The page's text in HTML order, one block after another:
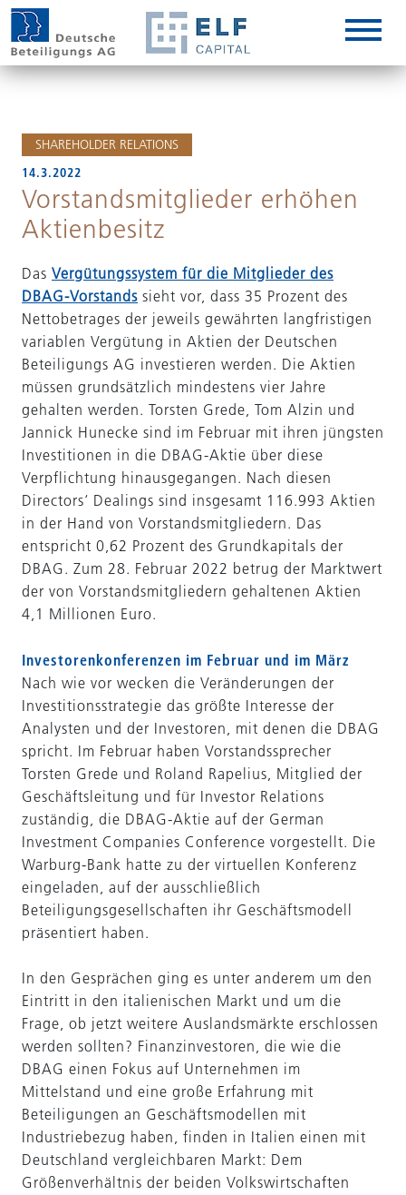
SHAREHOLDER RELATIONS
14.3.2022
Vorstandsmitglieder erhöhen
Aktienbesitz
Das Vergütungssystem für die Mitglieder des
DBAG-Vorstands sieht vor, dass 35 Prozent des
Nettobetrages der jeweils gewährten langfristigen
variablen Vergütung in Aktien der Deutschen
Beteiligungs AG investieren werden. Die Aktien
müssen grundsätzlich mindestens vier Jahre
gehalten werden. Torsten Grede, Tom Alzin und
Jannick Hunecke sind im Februar mit ihren jüngsten
Investitionen in die DBAG-Aktie über diese
Verpflichtung hinausgegangen. Nach diesen
Directors‘ Dealings sind insgesamt 116.993 Aktien
in der Hand von Vorstandsmitgliedern. Das
entspricht 0,62 Prozent des Grundkapitals der
DBAG. Zum 28. Februar 2022 betrug der Marktwert
der von Vorstandsmitgliedern gehaltenen Aktien
4,1 Millionen Euro.
Investorenkonferenzen im Februar und im März
Nach wie vor wecken die Veränderungen der
Investitionsstrategie das größte Interesse der
Analysten und der Investoren, mit denen die DBAG
spricht. Im Februar haben Vorstandssprecher
Torsten Grede und Roland Rapelius, Mitglied der
Geschäftsleitung und für Investor Relations
zuständig, die DBAG-Aktie auf der German
Investment Companies Conference vorgestellt. Die
Warburg-Bank hatte zu der virtuellen Konferenz
eingeladen, auf der ausschließlich
Beteiligungsgesellschaften ihr Geschäftsmodell
präsentiert haben.
In den Gesprächen ging es unter anderem um den
Eintritt in den italienischen Markt und um die
Frage, ob jetzt weitere Auslandsmärkte erschlossen
werden sollten? Finanzinvestoren, die wie die
DBAG einen Fokus auf Unternehmen im
Mittelstand und eine große Erfahrung mit
Beteiligungen an Geschäftsmodellen mit
Industriebezug haben, finden in Italien einen mit
Deutschland vergleichbaren Markt: Dem
Größenverhältnis der beiden Volkswirtschaften